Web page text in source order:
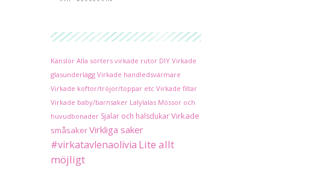
Känslor Alla sorters virkade rutor DIY Virkade
glasunderlägg Virkade handledsvärmare
Virkade koftor/tröjor/toppar etc Virkade filtar
Virkade baby/barnsaker Lalylalas Mössor och
huvudbonader Sjalar och halsdukarVirkade
småsakerVirkliga saker
#virkatavlenaolivia Lite allt
möjligt